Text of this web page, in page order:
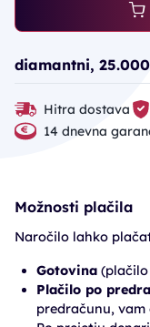
diamantni,
Hitra dostava
14 dnevna
Možnosti plačila
Naročilo lahko
Gotovina
Plačilo po
predračunu, vam